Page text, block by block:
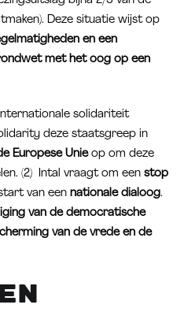
Deze situatie wijst op
en een
met het oog op een
solidariteit
deze staatsgreep in
Europese Unieop om deze
(2) Intal vraagt om een stop
van een nationale dialoog.
van de democratische
van de vrede en de